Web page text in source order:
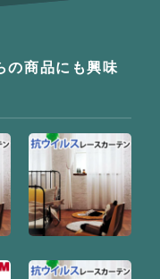
の商品にも興味